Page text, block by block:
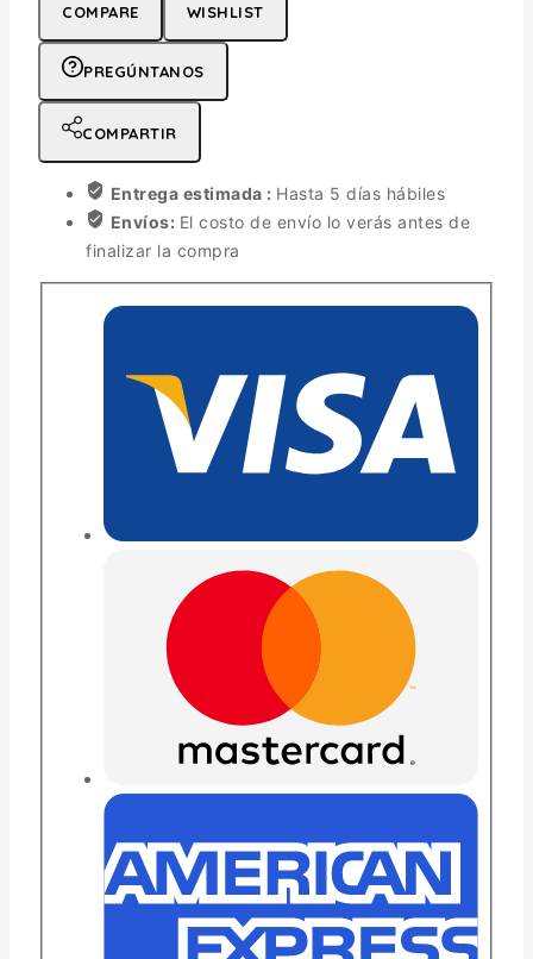
COMPARE WISHLIST
PREGÚNTANOS
COMPARTIR
Entrega estimada : Hasta 5 días hábiles
Envíos: El costo de envío lo verás antes de
finalizar la compra